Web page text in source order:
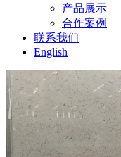
产品展示
合作案例
联系我们
English